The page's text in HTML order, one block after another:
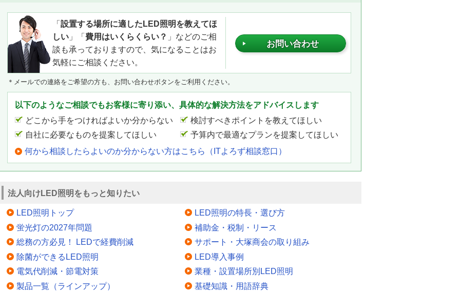
「 設置する場所に適したLED照明を教えてほ
しい 」「 費用はいくらくらい？ 」などのご相
談も承っておりますので、気になることはお
気軽にご相談ください。
お問い合わせ
＊メールでの連絡をご希望の方も、お問い合わせボタンをご利用ください。
以下のようなご相談でもお客様に寄り添い、具体的な解決方法をアドバイスします
どこから手をつければよいか分からない
検討すべきポイントを教えてほしい
自社に必要なものを提案してほしい
予算内で最適なプランを提案してほしい
何から相談したらよいのか分からない方はこちら（ITよろず相談窓口）
法人向けLED照明をもっと知りたい
LED照明トップ
蛍光灯の2027年問題
総務の方必見！ LEDで経費削減
除菌ができるLED照明
電気代削減・節電対策
製品一覧（ラインアップ）
LED照明の特長・選び方
補助金・税制・リース
サポート・大塚商会の取り組み
LED導入事例
業種・設置場所別LED照明
基礎知識・用語辞典